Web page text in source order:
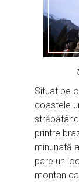
Situat pe
coastele
printre
minunată
pare un
montan